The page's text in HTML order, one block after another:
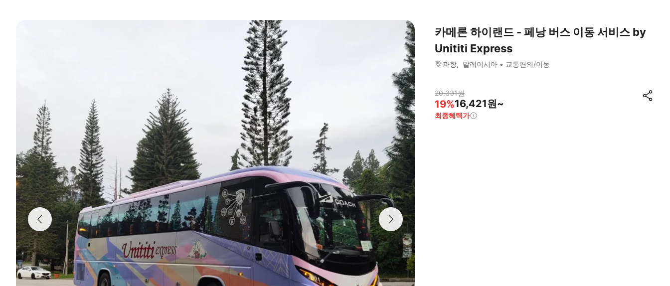
카메론 하이랜드 - 페낭 버스 이동 서비스 by
Unititi Express
파항 말레이시아 교통편의/이동
20,331원
19%16,421원~
최종혜택가